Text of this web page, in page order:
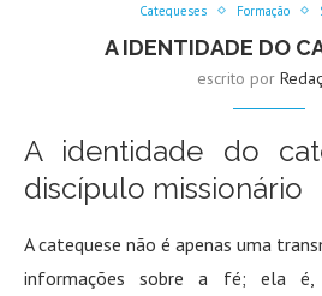
Catequeses Formação
A IDENTIDADE DO
escrito por
A identidade do
discípulo missionário
A catequese não é apenas uma
informações sobre a fé; ela